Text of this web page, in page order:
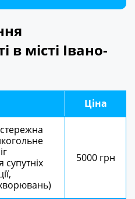
в місті Івано-
Ціна
супутніх
5000 грн